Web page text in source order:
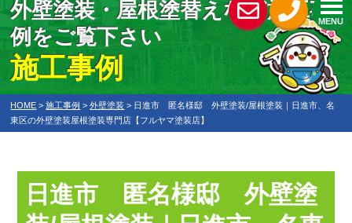
MENU
外壁塗装・屋根塗替えなど施工事
例をご覧下さい
施工事例
HOME >施工事例 >外壁塗装 > 日進市 匿名様邸 外壁塗装/屋根塗装｜日進市、名
東区の外壁塗装屋根塗装専門店【フルヤマ塗装店】
日進市 匿名様邸 外壁塗